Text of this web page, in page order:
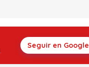
Seguir en Google